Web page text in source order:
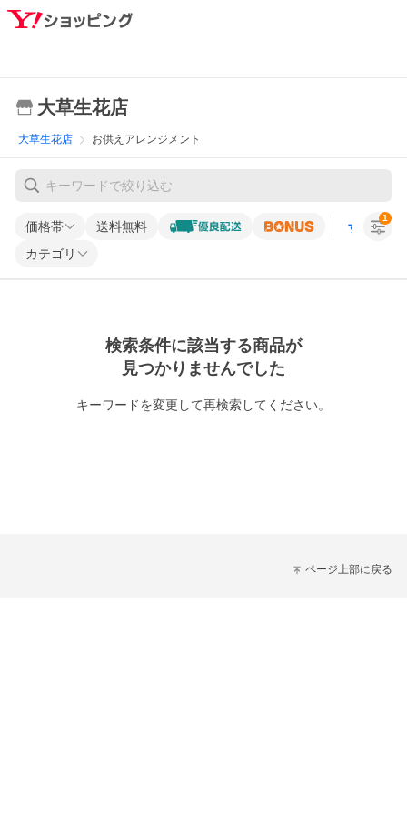
大草生花店
大草生花店 お供えアレンジメント
価格帯 送料無料 すべての条
カテゴリ
1
検索条件に該当する商品が
見つかりませんでした
キーワードを変更して再検索してください。
ページ上部に戻る